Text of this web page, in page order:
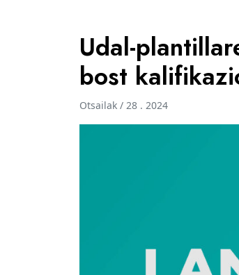
Udal-
bost
Otsailak / 28 . 2024